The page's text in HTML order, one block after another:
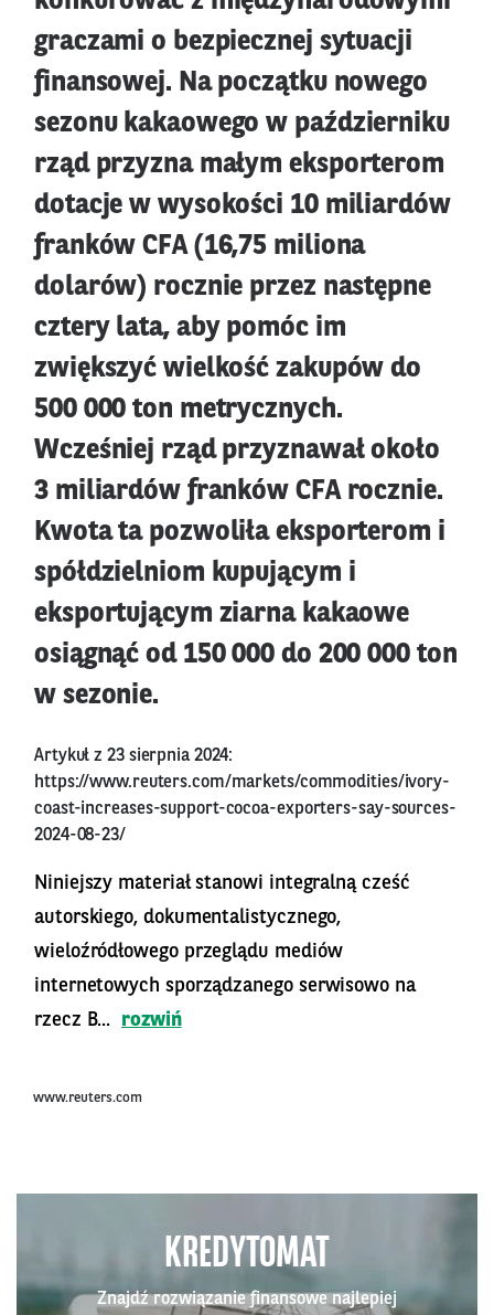
graczami o bezpiecznej sytuacji
finansowej. Na początku nowego
sezonu kakaowego w październiku
rząd przyzna małym eksporterom
dotacje w wysokości 10 miliardów
franków CFA (16,75 miliona
dolarów) rocznie przez następne
cztery lata, aby pomóc im
zwiększyć wielkość zakupów do
500 000 ton metrycznych.
Wcześniej rząd przyznawał około
3 miliardów franków CFA rocznie.
Kwota ta pozwoliła eksporterom i
spółdzielniom kupującym i
eksportującym ziarna kakaowe
osiągnąć od 150 000 do 200 000 ton
w sezonie.
Artykuł z 23 sierpnia 2024:
https://www.reuters.com/markets/commodities/ivory-
coast-increases-support-cocoa-exporters-say-sources-
2024-08-23/
Niniejszy materiał stanowi integralną cześć
autorskiego, dokumentalistycznego,
wieloźródłowego przeglądu mediów
internetowych sporządzanego serwisowo na
rzecz B...
rozwiń
www.reuters.com
KREDYTOMAT
Znajdź rozwiązanie finansowe najlepiej